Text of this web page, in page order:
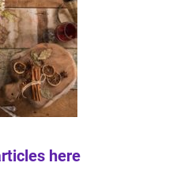
here